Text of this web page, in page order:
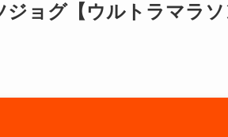
ジョグ【ウルトラマラ